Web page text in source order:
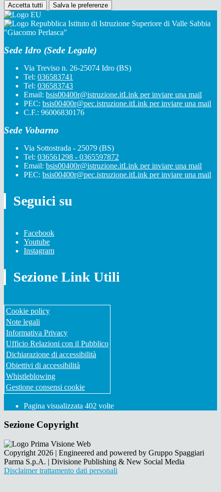
Accetta tutti Salva le preferenze
Istituto di Istruzione Superiore di Valle Sabbia
"Giacomo Perlasca"
Sede Idro (Sede Legale)
Via Treviso n. 26-25074 Idro (BS)
Tel: 036583741
Tel: 036583743
Email: bsis00400r@istruzione.itLink per inviare una mail
PEC: bsis00400r@pec.istruzione.itLink per inviare una mail
C.F.: 96006830176
Sede Vobarno
Via Sottostrada - 25079 (BS)
Tel: 036561298 - 0365597872
Email: bsis00400r@istruzione.itLink per inviare una mail
PEC: bsis00400r@pec.istruzione.itLink per inviare una mail
Seguici su
Facebook
Youtube
Instagram
Sezione Link Utili
Cookie policy
Note legali
Informativa Privacy
Ufficio Relazioni con il Pubblico
Dichiarazione di accessibilità
Obiettivi di accessibilità
Whistleblowing
Gestione consensi cookie
Pagina visualizzata 402 volte
Sezione Copyright
Copyright 2026 | Engineered and powered by Gruppo Spaggiari
Parma S.p.A. | Divisione Publishing & New Social Media
Disclaimer trattamento dati personali